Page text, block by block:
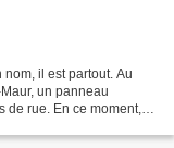
il est partout. Au
un panneau
rue. En ce moment, le